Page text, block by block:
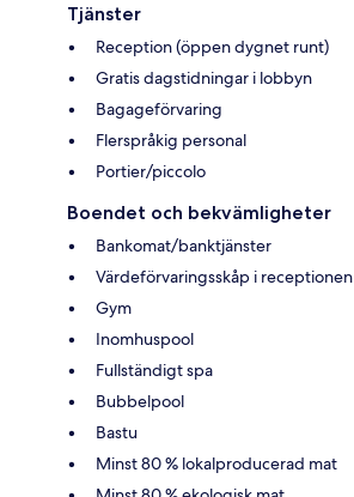
Tjänster
Reception (öppen dygnet runt)
Gratis dagstidningar i lobbyn
Bagageförvaring
Flerspråkig personal
Portier/piccolo
Boendet och bekvämligheter
Bankomat/banktjänster
Värdeförvaringsskåp i receptionen
Gym
Inomhuspool
Fullständigt spa
Bubbelpool
Bastu
Minst 80 % lokalproducerad mat